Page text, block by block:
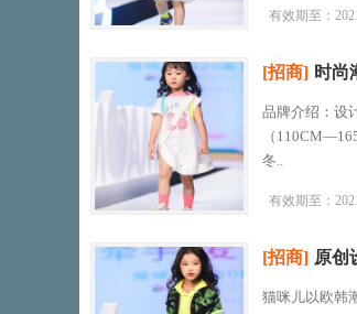
有效期至：
[招商] 时尚
品牌介绍：设
（
冬..
有效期至：
[招商] 原创
猫咪儿以欧韩